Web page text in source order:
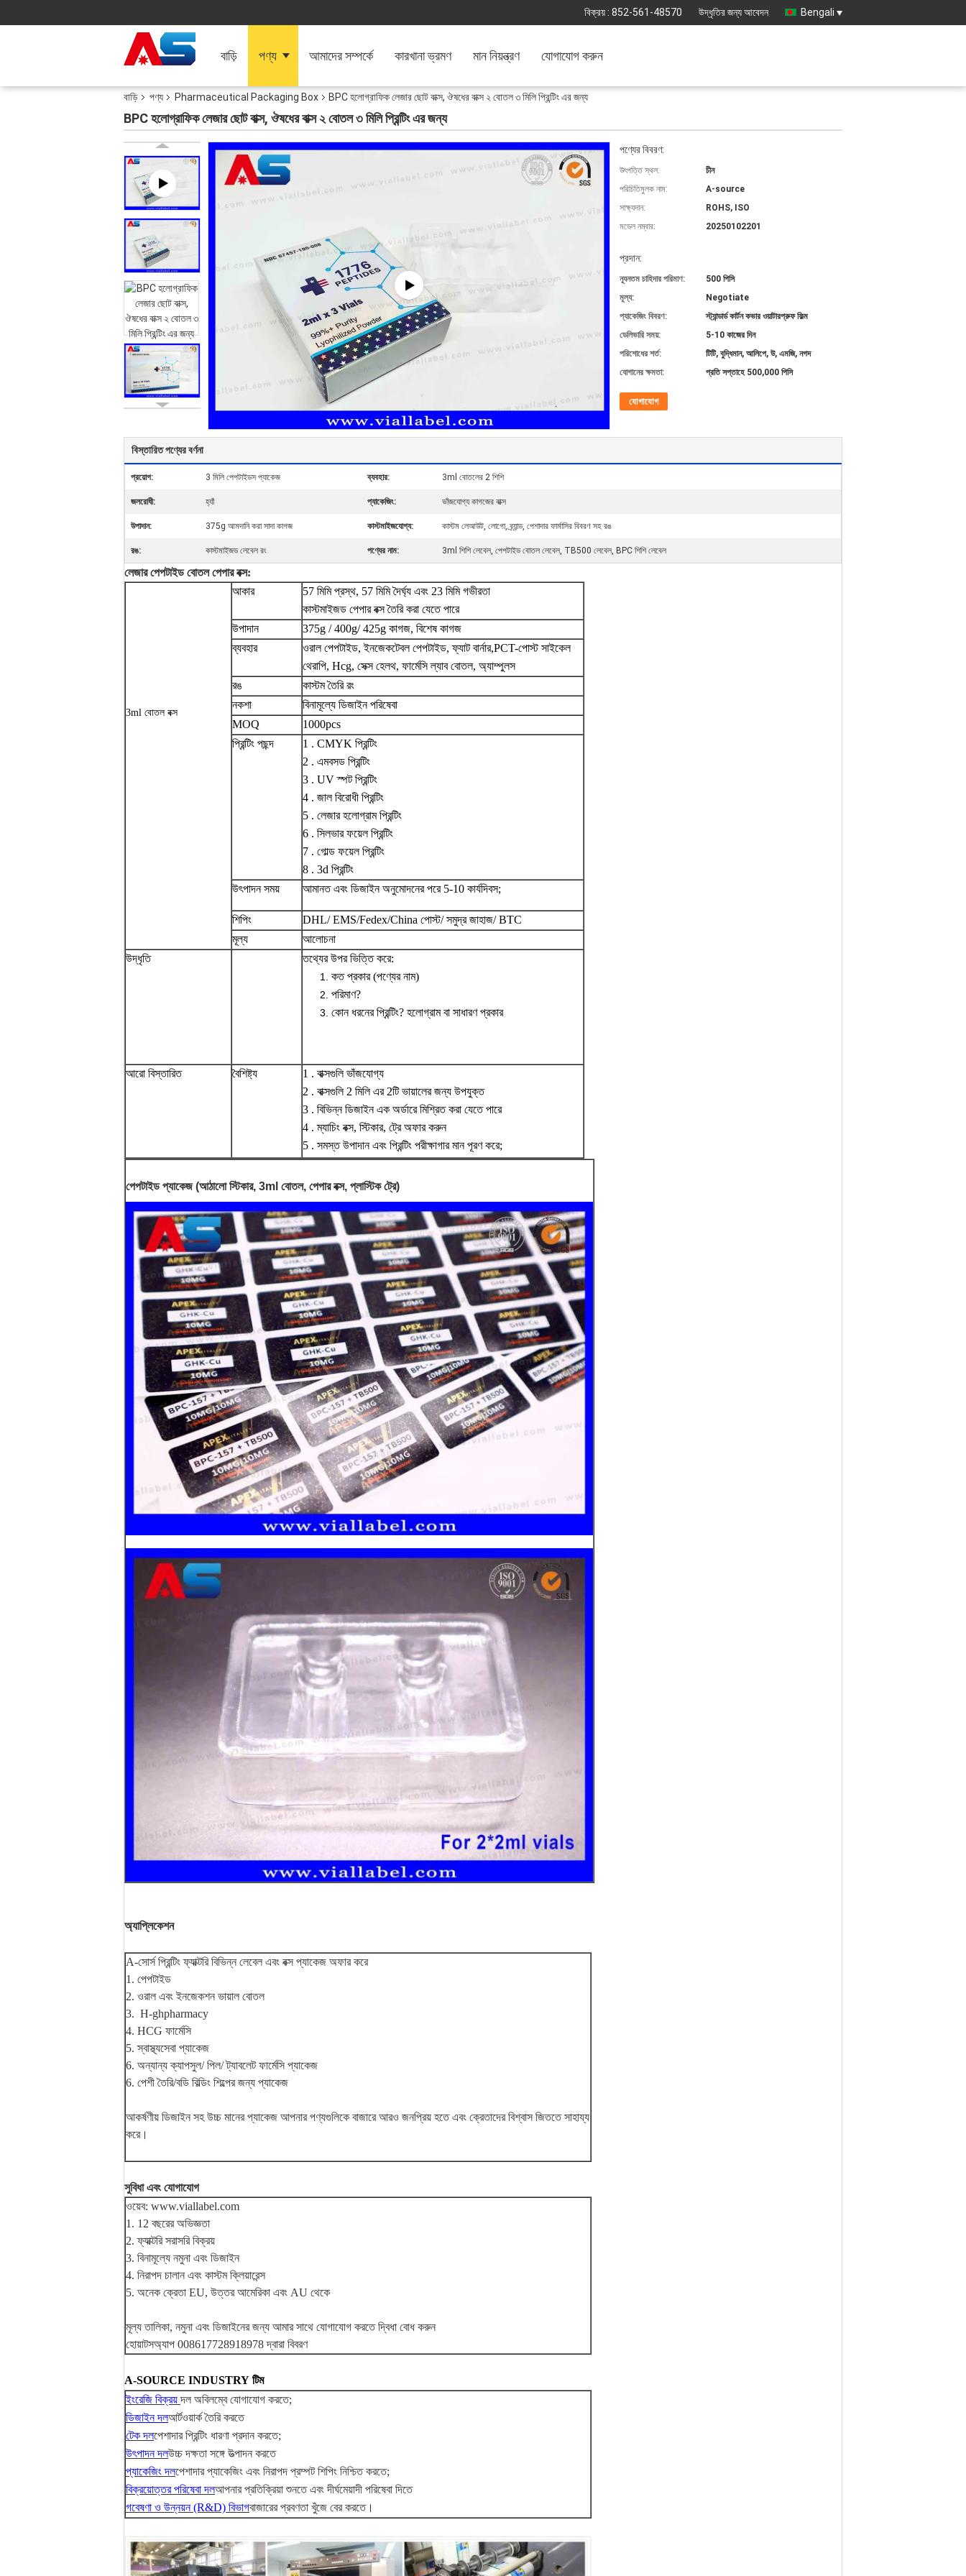
বিক্রয় : 852-561-48570 উদ্ধৃতির জন্য আবেদন Bengali
বাড়ি পণ্য আমাদের সম্পর্কে কারখানা ভ্রমণ মান নিয়ন্ত্রণ যোগাযোগ করুন
বাড়ি পণ্য Pharmaceutical Packaging Box BPC হলোগ্রাফিক লেজার ছোট বাক্স, ঔষধের বাক্স ২ বোতল ৩ মিলি প্রিন্টিং এর জন্য
BPC হলোগ্রাফিক লেজার ছোট বাক্স, ঔষধের বাক্স ২ বোতল ৩ মিলি প্রিন্টিং এর জন্য
পণ্যের বিবরণ:
উৎপত্তি স্থল:
চীন
পরিচিতিমুলক নাম:
A-source
সাক্ষ্যদান:
ROHS, ISO
মডেল নম্বার:
20250102201
প্রদান:
ন্যূনতম চাহিদার পরিমাণ:
500 পিসি
মূল্য:
Negotiate
প্যাকেজিং বিবরণ:
স্ট্যান্ডার্ড কার্টন কভার ওয়াটারপ্রুফ ফিল্ম
ডেলিভারি সময়:
5-10 কাজের দিন
পরিশোধের শর্ত:
টিটি, বুদ্ধিমান, আলিপে, উ, এমজি, নগদ
যোগানের ক্ষমতা:
প্রতি সপ্তাহে 500,000 পিসি
যোগাযোগ
বিস্তারিত পণ্যের বর্ণনা
প্রয়োগ: 3 মিলি পেপটাইডস প্যাকেজ ব্যবহার: 3ml বোতলের 2 শিশি
জলরোধী: হ্যাঁ প্যাকেজিং: ভাঁজযোগ্য কাগজের বাক্স
উপাদান: 375g আমদানি করা সাদা কাগজ কাস্টমাইজযোগ্য: কাস্টম লেআউট, লোগো, ব্র্যান্ড, পেশাদার ফার্মাসির বিবরণ সহ রঙ
রঙ: কাস্টমাইজড লেবেল রং পণ্যের নাম: 3ml শিশি লেবেল, পেপটাইড বোতল লেবেল, TB500 লেবেল, BPC শিশি লেবেল
লেজার পেপটাইড বোতল পেপার বক্স:
3ml বোতল বক্স
আকার
57 মিমি প্রস্থ, 57 মিমি দৈর্ঘ্য এবং 23 মিমি গভীরতা
কাস্টমাইজড পেপার বক্স তৈরি করা যেতে পারে
উপাদান
375g / 400g/ 425g কাগজ, বিশেষ কাগজ
ব্যবহার
ওরাল পেপটাইড, ইনজেকটেবল পেপটাইড, ফ্যাট বার্নার,PCT-পোস্ট সাইকেল
থেরাপি, Hcg, সেক্স হেলথ, ফার্মেসি ল্যাব বোতল, অ্যাম্পুলস
রঙ
কাস্টম তৈরি রং
নকশা
বিনামূল্যে ডিজাইন পরিষেবা
MOQ
1000pcs
প্রিন্টিং পছন্দ
1 . CMYK প্রিন্টিং
2 . এমবসড প্রিন্টিং
3 . UV স্পট প্রিন্টিং
4 . জাল বিরোধী প্রিন্টিং
5 . লেজার হলোগ্রাম প্রিন্টিং
6 . সিলভার ফয়েল প্রিন্টিং
7 . গোল্ড ফয়েল প্রিন্টিং
8 . 3d প্রিন্টিং
উৎপাদন সময়
আমানত এবং ডিজাইন অনুমোদনের পরে 5-10 কার্যদিবস;
শিপিং
DHL/ EMS/Fedex/China পোস্ট/ সমুদ্র জাহাজ/ BTC
মূল্য
আলোচনা
উদ্ধৃতি
তথ্যের উপর ভিত্তি করে:
কত প্রকার (পণ্যের নাম)
পরিমাণ?
কোন ধরনের প্রিন্টিং? হলোগ্রাম বা সাধারণ প্রকার
আরো বিস্তারিত বৈশিষ্ট্য
1 . বাক্সগুলি ভাঁজযোগ্য
2 . বাক্সগুলি 2 মিলি এর 2টি ভায়ালের জন্য উপযুক্ত
3 . বিভিন্ন ডিজাইন এক অর্ডারে মিশ্রিত করা যেতে পারে
4 . ম্যাচিং বক্স, স্টিকার, ট্রে অফার করুন
5 . সমস্ত উপাদান এবং প্রিন্টিং পরীক্ষাগার মান পূরণ করে;
পেপটাইড প্যাকেজ (আঠালো স্টিকার, 3ml বোতল, পেপার বক্স, প্লাস্টিক ট্রে)
অ্যাপ্লিকেশন
A-সোর্স প্রিন্টিং ফ্যাক্টরি বিভিন্ন লেবেল এবং বক্স প্যাকেজ অফার করে
1. পেপটাইড
2. ওরাল এবং ইনজেকশন ভায়াল বোতল
3. H-ghpharmacy
4. HCG ফার্মেসি
5. স্বাস্থ্যসেবা প্যাকেজ
6. অন্যান্য ক্যাপসুল/ পিল/ ট্যাবলেট ফার্মেসি প্যাকেজ
6. পেশী তৈরি/বডি বিল্ডিং শিল্পের জন্য প্যাকেজ
আকর্ষণীয় ডিজাইন সহ উচ্চ মানের প্যাকেজ আপনার পণ্যগুলিকে বাজারে আরও জনপ্রিয় হতে এবং ক্রেতাদের বিশ্বাস জিততে সাহায্য
করে।
সুবিধা এবং যোগাযোগ
ওয়েব: www.viallabel.com
1. 12 বছরের অভিজ্ঞতা
2. ফ্যাক্টরি সরাসরি বিক্রয়
3. বিনামূল্যে নমুনা এবং ডিজাইন
4. নিরাপদ চালান এবং কাস্টম ক্লিয়ারেন্স
5. অনেক ক্রেতা EU, উত্তর আমেরিকা এবং AU থেকে
মূল্য তালিকা, নমুনা এবং ডিজাইনের জন্য আমার সাথে যোগাযোগ করতে দ্বিধা বোধ করুন
হোয়াটসঅ্যাপ 008617728918978 দ্বারা বিবরণ
A-SOURCE INDUSTRY টিম
ইংরেজি বিক্রয় দল অবিলম্বে যোগাযোগ করতে;
ডিজাইন দলআর্টওয়ার্ক তৈরি করতে
টেক দলপেশাদার প্রিন্টিং ধারণা প্রদান করতে;
উৎপাদন দলউচ্চ দক্ষতা সঙ্গে উত্পাদন করতে
প্যাকেজিং দলপেশাদার প্যাকেজিং এবং নিরাপদ প্রম্পট শিপিং নিশ্চিত করতে;
বিক্রয়োত্তর পরিষেবা দলআপনার প্রতিক্রিয়া শুনতে এবং দীর্ঘমেয়াদী পরিষেবা দিতে
গবেষণা ও উন্নয়ন (R&D) বিভাগবাজারের প্রবণতা খুঁজে বের করতে।